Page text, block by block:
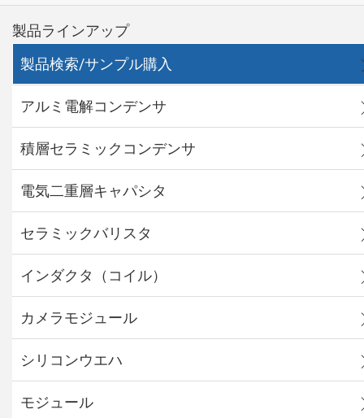
製品ラインアップ
製品検索/サンプル購入
アルミ電解コンデンサ
積層セラミックコンデンサ
電気二重層キャパシタ
セラミックバリスタ
インダクタ（コイル）
カメラモジュール
シリコンウエハ
モジュール